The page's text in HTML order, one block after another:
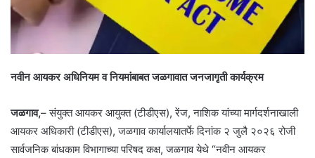
नवीन आयकर अधिनियम व नियमांबाबत जळगावात जनजागृती कार्यक्रम
जळगाव,– संयुक्त आयकर आयुक्त (टीडीएस), रेंज, नाशिक यांच्या मार्गदर्शनाखाली
आयकर अधिकारी (टीडीएस), जळगाव कार्यालयातर्फे दिनांक २ जुलै २०२६ रोजी
सार्वजनिक बांधकाम विभागाच्या परिषद कक्ष, जळगाव येथे “नवीन आयकर